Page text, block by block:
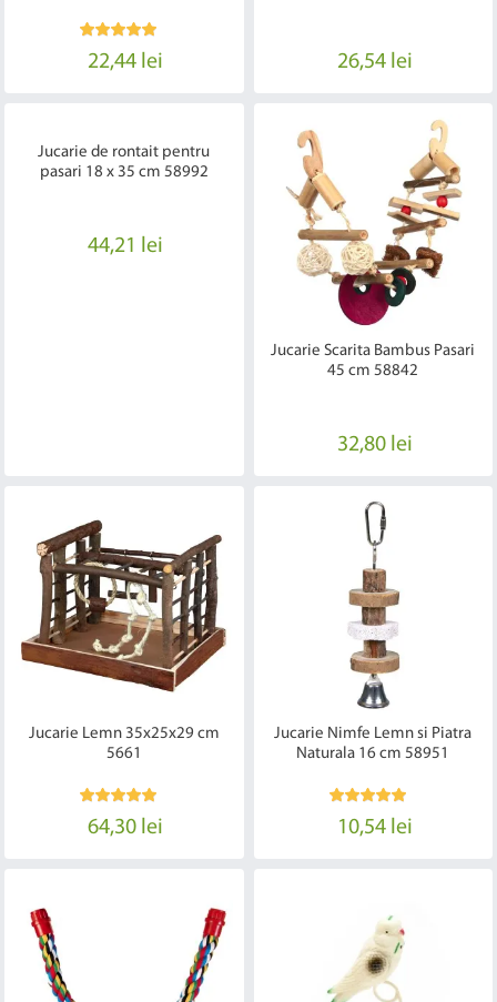
22,44 lei 26,54 lei
Jucarie de rontait pentru
pasari 18 x 35 cm 58992
44,21 lei
Jucarie Scarita Bambus Pasari
45 cm 58842
32,80 lei
Jucarie Lemn 35x25x29 cm
5661
64,30 lei
Jucarie Nimfe Lemn si Piatra
Naturala 16 cm 58951
10,54 lei